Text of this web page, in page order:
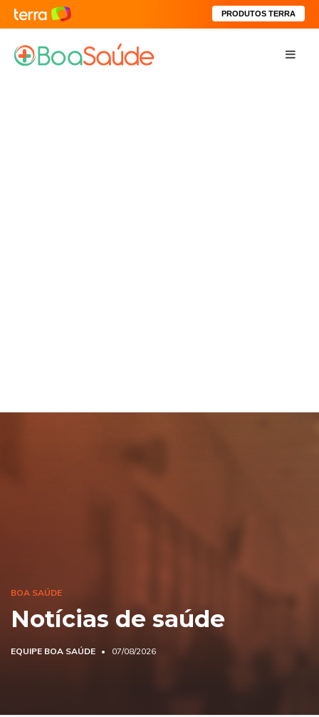
PRODUTOS TERRA
BOA SAÚDE
Notícias de saúde
EQUIPE BOA SAÚDE 07/08/2026